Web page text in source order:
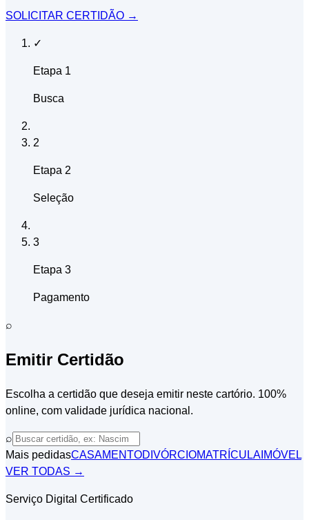
SOLICITAR CERTIDÃO →
✓
Etapa 1
Busca
2
Etapa 2
Seleção
3
Etapa 3
Pagamento
⌕
Emitir Certidão
Escolha a certidão que deseja emitir neste cartório. 100%
online, com validade jurídica nacional.
⌕
Mais pedidasCASAMENTODIVÓRCIOMATRÍCULA IMÓVEL
VER TODAS →
Serviço Digital Certificado